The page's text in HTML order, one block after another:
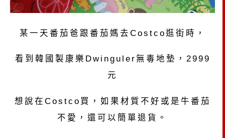
某一天番茄爸跟番茄媽去 Costco逛街時，
看到韓國製康樂 Dwinguler無毒地墊， 2999
元
想說在 Costco 買，如果材質不好或是牛番茄
不愛，還可以簡單退貨。